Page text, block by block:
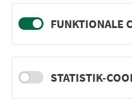
Wir sind für Sie
24h-Ser­vice­te­le­fon:
0911 27075-99
Zum Kon­taktformular
FUNKTIONALE
STATISTIK-